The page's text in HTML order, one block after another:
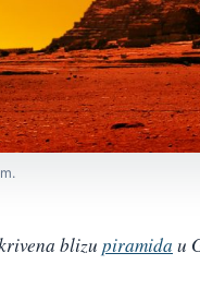
blizu piramida u